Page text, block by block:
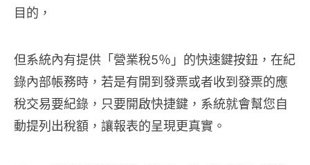
目的，
但系統內有提供「營業稅5％」的快速鍵按鈕，在紀
錄內部帳務時，若是有開到發票或者收到發票的應
稅交易要紀錄，只要開啟快捷鍵，系統就會幫您自
動提列出稅額，讓報表的呈現更真實。